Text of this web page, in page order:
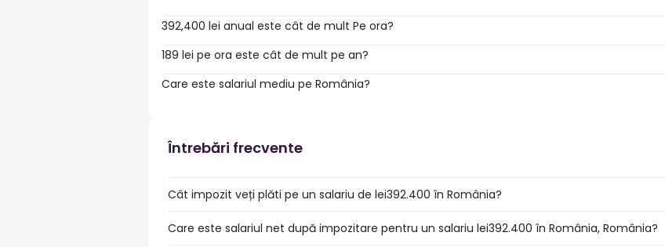
392,400 lei anual este cât de mult Pe ora?
189 lei pe ora este cât de mult pe an?
Care este salariul mediu pe România?
Întrebări frecvente
Cât impozit veți plăti pe un salariu de lei392.400 în România?
Care este salariul net după impozitare pentru un salariu lei392.400 în România, România?